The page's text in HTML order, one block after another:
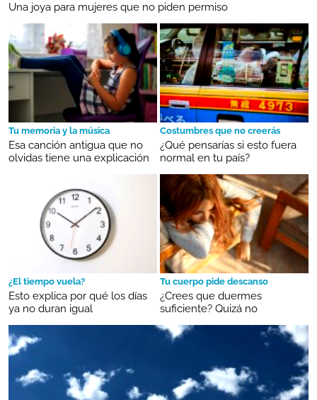
Una joya para mujeres que no piden permiso
Tu memoria y la música
Esa canción antigua que no
olvidas tiene una explicación
Costumbres que no creerás
¿Qué pensarías si esto fuera
normal en tu país?
¿El tiempo vuela?
Esto explica por qué los días
ya no duran igual
Tu cuerpo pide descanso
¿Crees que duermes
suficiente? Quizá no